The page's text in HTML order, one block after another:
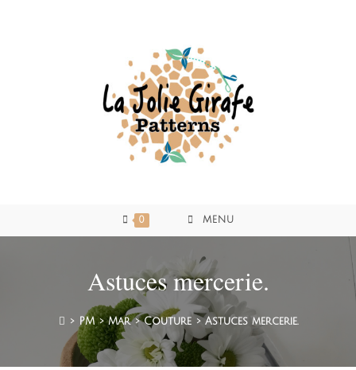
0 MENU
Astuces mercerie.
> PM > Mar > Couture > Astuces mercerie.